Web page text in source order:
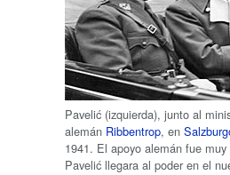
Pavelić (izquierda), junto al
alemán Ribbentrop, en
1941. El apoyo alemán fue
Pavelić llegara al poder en el